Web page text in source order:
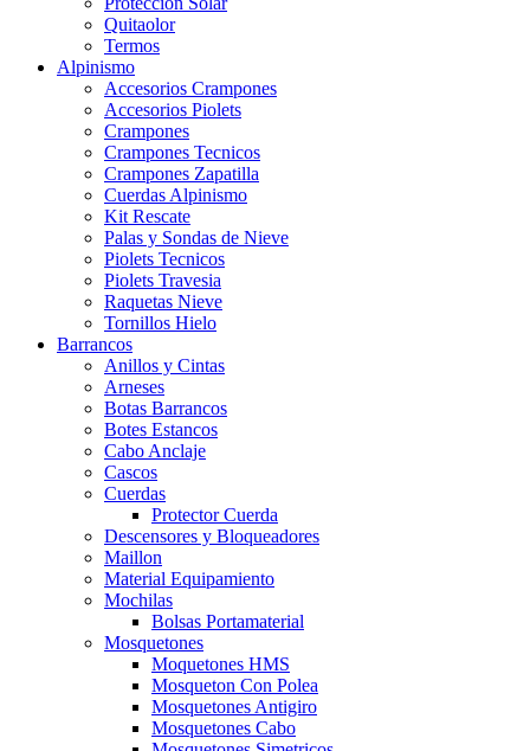
Quitaolor
Termos
Alpinismo
Accesorios Crampones
Accesorios Piolets
Crampones
Crampones Tecnicos
Crampones Zapatilla
Cuerdas Alpinismo
Kit Rescate
Palas y Sondas de Nieve
Piolets Tecnicos
Piolets Travesia
Raquetas Nieve
Tornillos Hielo
Barrancos
Anillos y Cintas
Arneses
Botas Barrancos
Botes Estancos
Cabo Anclaje
Cascos
Cuerdas
Protector Cuerda
Descensores y Bloqueadores
Maillon
Material Equipamiento
Mochilas
Bolsas Portamaterial
Mosquetones
Moquetones HMS
Mosqueton Con Polea
Mosquetones Antigiro
Mosquetones Cabo